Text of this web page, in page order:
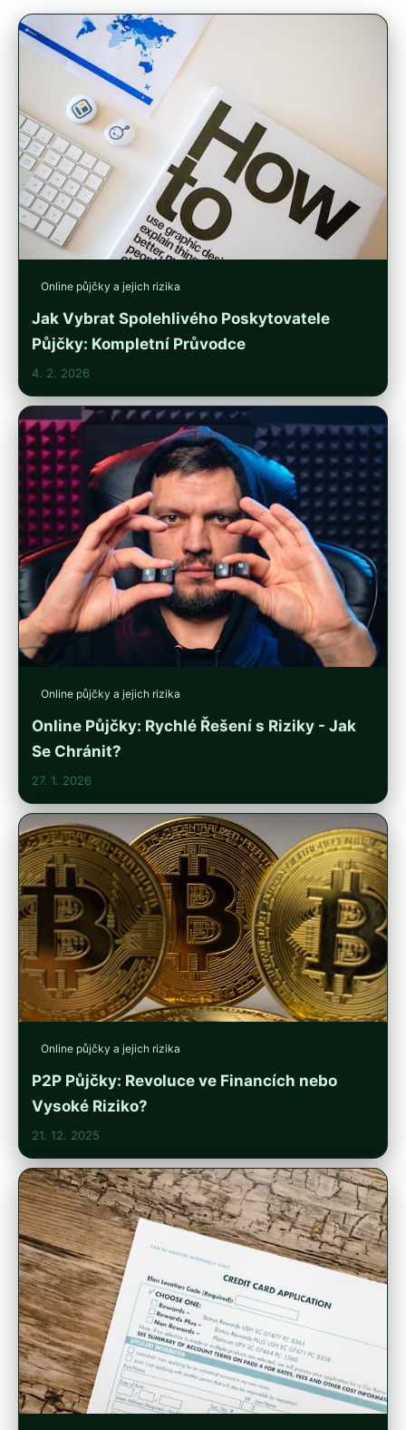
Online půjčky a jejich rizika
Jak Vybrat Spolehlivého Poskytovatele
Půjčky: Kompletní Průvodce
4. 2. 2026
Online půjčky a jejich rizika
Online Půjčky: Rychlé Řešení s Riziky - Jak
Se Chránit?
27. 1. 2026
Online půjčky a jejich rizika
P2P Půjčky: Revoluce ve Financích nebo
Vysoké Riziko?
21. 12. 2025